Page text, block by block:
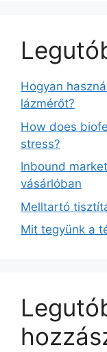
Hogyan
lázmérőt?
How does
stress?
Inbound
vásárlóban
Melltartó
Mit tegyünk a